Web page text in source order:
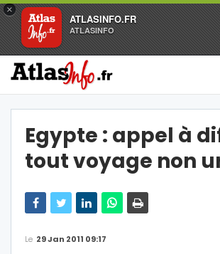
×
ATLASINFO.FR
ATLASINFO
Egypte : appel à
tout voyage non
Le 29 Jan 2011 09:17